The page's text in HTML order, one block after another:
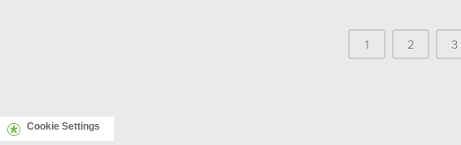
1 2 3
Cookie Settings